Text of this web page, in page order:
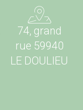
74, grand
rue 59940
LE DOULIEU